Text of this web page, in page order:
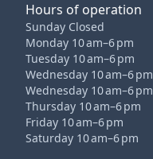
Hours of operation
Sunday Closed
Monday 10 am–6 pm
Tuesday 10 am–6 pm
Wednesday 10 am–6 pm
Wednesday 10 am–6 pm
Thursday 10 am–6 pm
Friday 10 am–6 pm
Saturday 10 am–6 pm